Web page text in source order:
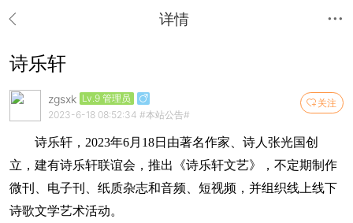
详情
诗乐轩
关注
zgsxk Lv.9 管理员
2023-6-18 08:52:34 #本站公告#
诗乐轩，2023年6月18日由著名作家、诗人张光国创
立，建有诗乐轩联谊会，推出《诗乐轩文艺》，不定期制作
微刊、电子刊、纸质杂志和音频、短视频，并组织线上线下
诗歌文学艺术活动。